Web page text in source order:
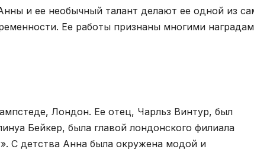
и ее необычный талант делают ее одной из
Ее работы признаны многими
Лондон. Ее отец, Чарльз Винтур, был
Бейкер, была главой лондонского филиала
С детства Анна была окружена модой и